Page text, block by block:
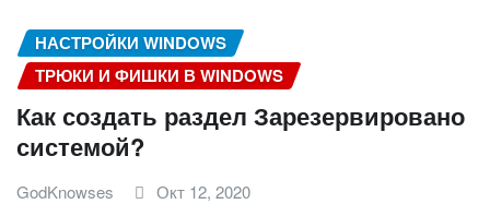
НАСТРОЙКИ WINDOWS
ТРЮКИ И ФИШКИ В WINDOWS
Как создать раздел Зарезервировано
системой?
GodKnowses Окт 12, 2020